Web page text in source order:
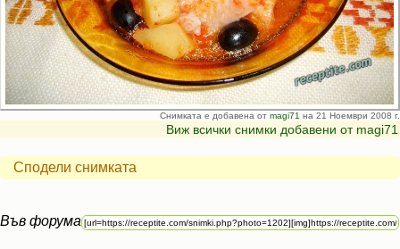
Снимката е добавена от magi71 на 21 Ноември 2008 г.
Виж всички снимки добавени от magi71
Сподели снимката
Във форума